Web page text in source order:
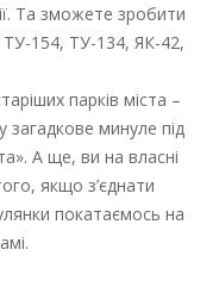
Та зможете зробити
ТУ-154, ТУ-134, ЯК-42,
парків міста –
минуле під
А ще, ви на власні
якщо з’єднати
покатаємось на